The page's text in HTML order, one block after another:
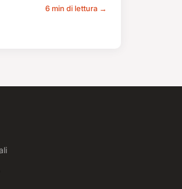
6 min di lettura →